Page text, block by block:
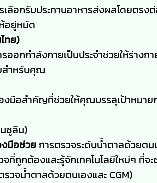
เลือกรับประทานอาหารส่งผลโดยตรง
อยู่หมัด
ทย)
ออกกำลังกายเป็นประจำช่วยให้ร่าง
สำหรับคุณ
งมือสำคัญที่ช่วยให้คุณบรรลุเป้าหมาย
ซูลิน)
งมือช่วยการตรวจระดับน้ำตาลด้วยต
ที่ถูกต้องและรู้จักเทคโนโลยีใหม่ๆ ที่
รวจน้ำตาลด้วยตนเองและ CGM)